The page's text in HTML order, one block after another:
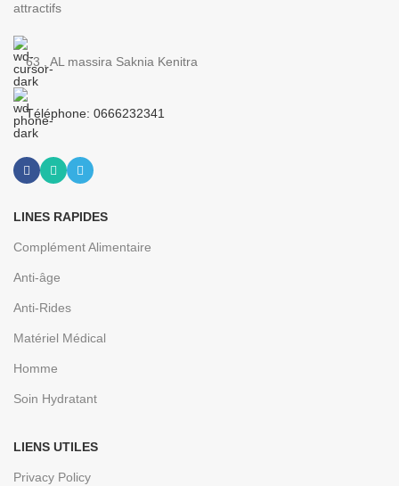
attractifs
63 , AL massira Saknia Kenitra
Téléphone: 0666232341
LINES RAPIDES
Complément Alimentaire
Anti-âge
Anti-Rides
Matériel Médical
Homme
Soin Hydratant
LIENS UTILES
Privacy Policy